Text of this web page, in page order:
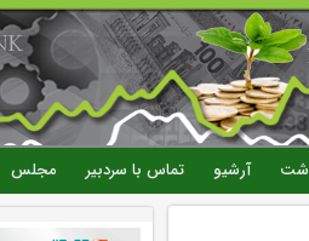
آرشیو تماس با سردبیر مجلس